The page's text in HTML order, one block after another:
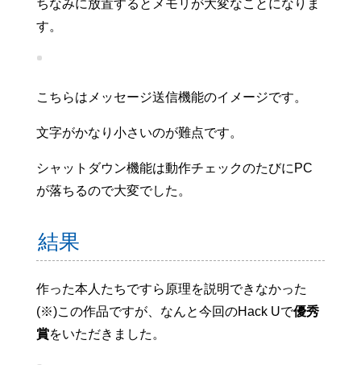
ちなみに放置するとメモリが大変なことになりま
す。
こちらはメッセージ送信機能のイメージです。
文字がかなり小さいのが難点です。
シャットダウン機能は動作チェックのたびにPC
が落ちるので大変でした。
結果
作った本人たちですら原理を説明できなかった
(※)この作品ですが、なんと今回のHack Uで優秀
賞をいただきました。